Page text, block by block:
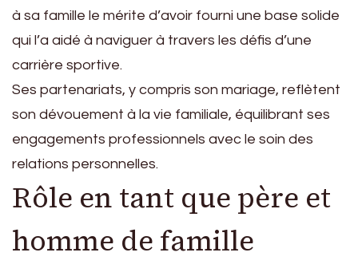
à sa famille le mérite d’avoir fourni une base solide
qui l’a aidé à naviguer à travers les défis d’une
carrière sportive.
Ses partenariats, y compris son mariage, reflètent
son dévouement à la vie familiale, équilibrant ses
engagements professionnels avec le soin des
relations personnelles.
Rôle en tant que père et
homme de famille